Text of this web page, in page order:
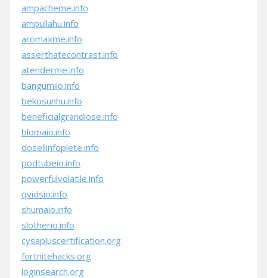
ampacheme.info
ampullahu.info
aromaxme.info
asserthatecontrast.info
atenderme.info
bangumiio.info
bekosunhu.info
beneficialgrandiose.info
blomaio.info
dosellinfoplete.info
podtubeio.info
powerfulvolatile.info
qvidsio.info
shumaio.info
slotherio.info
cysapluscertification.org
fortnitehacks.org
loginsearch.org